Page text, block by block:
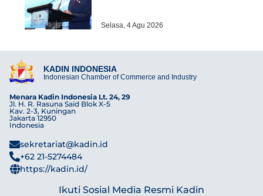
Selasa, 4 Agu 2026
KADIN INDONESIA
Indonesian Chamber of Commerce and Industry
Menara Kadin Indonesia Lt. 24, 29
Jl. H. R. Rasuna Said Blok X-5
Kav. 2-3, Kuningan
Jakarta 12950
Indonesia
sekretariat@kadin.id
+62 21-5274484
https://kadin.id/
Ikuti Sosial Media Resmi Kadin